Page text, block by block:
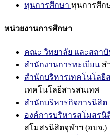
ทุนการศึกษา ทุนการศึก
หน่วยงานการศึกษา
คณะ วิทยาลัย และสถา
สำนักงานการทะเบียน ส
สำนักบริหารเทคโนโลยี
เทคโนโลยีสารสนเทศ
สำนักบริหารกิจการนิสิต
องค์การบริหารสโมสรนิ
สโมสรนิสิตจุฬาฯ (อบจ.)